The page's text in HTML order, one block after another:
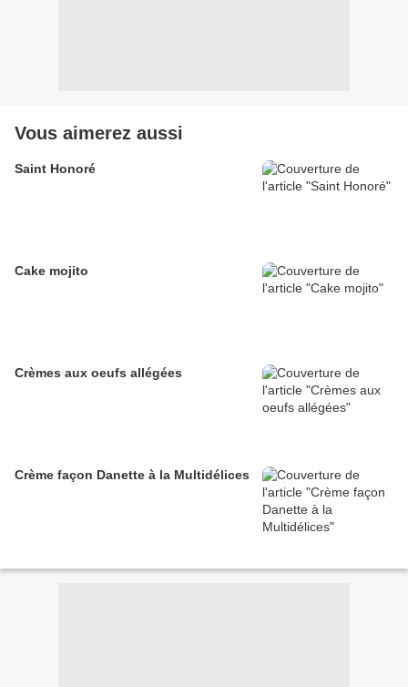
Vous aimerez aussi
Saint Honoré
Cake mojito
Crèmes aux oeufs allégées
Crème façon Danette à la Multidélices